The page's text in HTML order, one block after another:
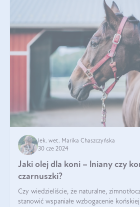
lek. wet. Marika Chaszczyńska
30 cze 2024
Jaki olej dla koni – lniany czy
czarnuszki?
Czy wiedzieliście, że naturalne,
stanowić wspaniałe wzbogacenie